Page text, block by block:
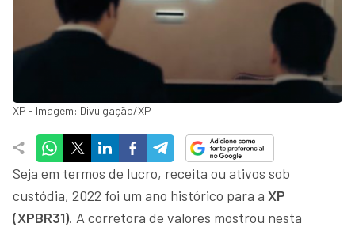
XP - Imagem: Divulgação/XP
Seja em termos de lucro, receita ou ativos sob
custódia, 2022 foi um ano histórico para a XP
(XPBR31). A corretora de valores mostrou nesta